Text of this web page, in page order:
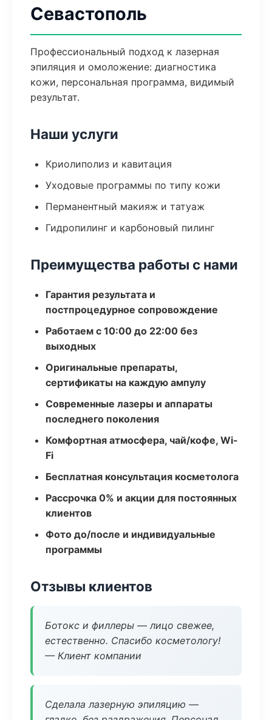
Севастополь
Профессиональный подход к лазерная
эпиляция и омоложение: диагностика
кожи, персональная программа, видимый
результат.
Наши услуги
Криолиполиз и кавитация
Уходовые программы по типу кожи
Перманентный макияж и татуаж
Гидропилинг и карбоновый пилинг
Преимущества работы с нами
Гарантия результата и
постпроцедурное сопровождение
Работаем с 10:00 до 22:00 без
выходных
Оригинальные препараты,
сертификаты на каждую ампулу
Современные лазеры и аппараты
последнего поколения
Комфортная атмосфера, чай/кофе, Wi-
Fi
Бесплатная консультация косметолога
Рассрочка 0% и акции для постоянных
клиентов
Фото до/после и индивидуальные
программы
Отзывы клиентов
Ботокс и филлеры — лицо свежее,
естественно. Спасибо косметологу!
— Клиент компании
Сделала лазерную эпиляцию —